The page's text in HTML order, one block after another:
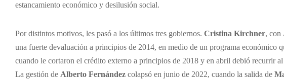
estancamiento económico y desilusión social.
Por distintos motivos, les pasó a los últimos tres gobiernos. Cristina Kirchner, con
una fuerte devaluación a principios de 2014, en medio de un programa económico
cuando le cortaron el crédito externo a principios de 2018 y en abril debió recurrir
La gestión de Alberto Fernández colapsó en junio de 2022, cuando la salida de